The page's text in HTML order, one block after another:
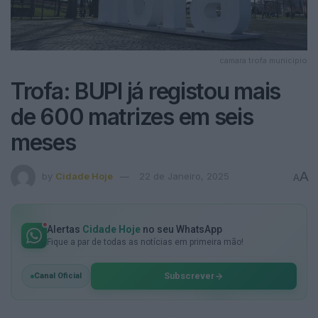
camara trofa municipio
Trofa: BUPI já registou mais
de 600 matrizes em seis
meses
by Cidade Hoje 22 de Janeiro, 2025 AA
Alertas Cidade Hoje no seu WhatsApp
Fique a par de todas as notícias em primeira mão!
Canal Oficial Subscrever